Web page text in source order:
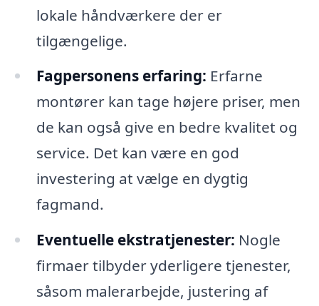
lokale håndværkere der er
tilgængelige.
Fagpersonens erfaring: Erfarne
montører kan tage højere priser, men
de kan også give en bedre kvalitet og
service. Det kan være en god
investering at vælge en dygtig
fagmand.
Eventuelle ekstratjenester: Nogle
firmaer tilbyder yderligere tjenester,
såsom malerarbejde, justering af